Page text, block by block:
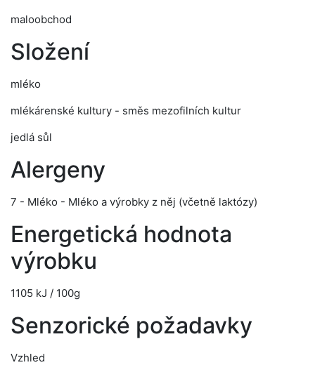
maloobchod
Složení
mléko
mlékárenské kultury - směs mezofilních kultur
jedlá sůl
Alergeny
7 - Mléko - Mléko a výrobky z něj (včetně laktózy)
Energetická hodnota
výrobku
1105 kJ / 100g
Senzorické požadavky
Vzhled